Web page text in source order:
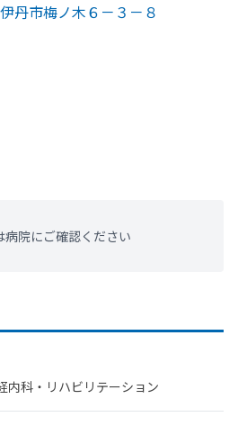
丹市梅ノ木６－３－８
病院にご確認ください
内科・​リハビリテーション